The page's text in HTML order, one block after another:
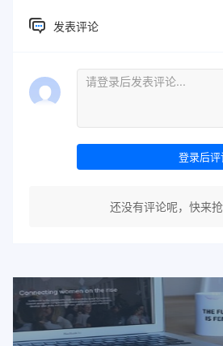
发表评论
登录后评
还没有评论呢，快来